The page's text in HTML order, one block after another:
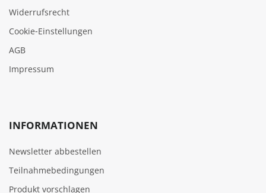
Widerrufsrecht
Cookie‑Einstellungen
AGB
Impressum
INFORMATIONEN
Newsletter abbestellen
Teilnahmebedingungen
Produkt vorschlagen